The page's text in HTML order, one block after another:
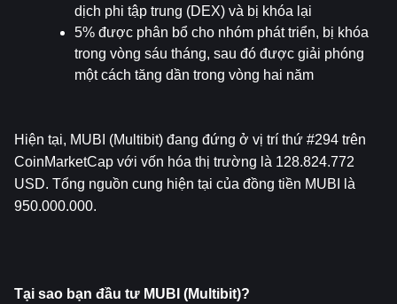
dịch phi tập trung (DEX) và bị khóa lại
5% được phân bổ cho nhóm phát triển, bị khóa
trong vòng sáu tháng, sau đó được giải phóng
một cách tăng dần trong vòng hai năm
Hiện tại, MUBI (Multibit) đang đứng ở vị trí thứ #294 trên
CoinMarketCap với vốn hóa thị trường là 128.824.772
USD. Tổng nguồn cung hiện tại của đồng tiền MUBI là
950.000.000.
Tại sao bạn đầu tư MUBI (Multibit)?